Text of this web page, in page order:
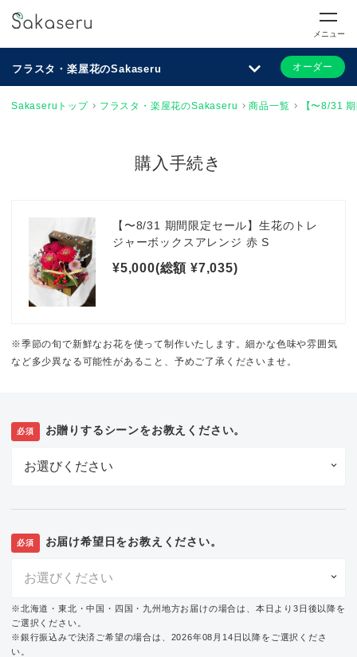
メニュー
フラスタ・楽屋花のSakaseru オーダー
Sakaseruトップ フラスタ・楽屋花のSakaseru 商品一覧 【〜8/31
購入手続き
【〜8/31 期間限定セール】生花のトレ
ジャーボックスアレンジ 赤 S
¥5,000(総額 ¥7,035)
※季節の旬で新鮮なお花を使って制作いたします。細かな色味や雰囲気
など多少異なる可能性があること、予めご了承くださいませ。
必須 お贈りするシーンをお教えください。
必須 お届け希望日をお教えください。
※北海道・東北・中国・四国・九州地方お届けの場合は、本日より3日後以降を
ご選択ください。
※銀行振込みで決済ご希望の場合は、2026年08月14日以降をご選択くださ
い。